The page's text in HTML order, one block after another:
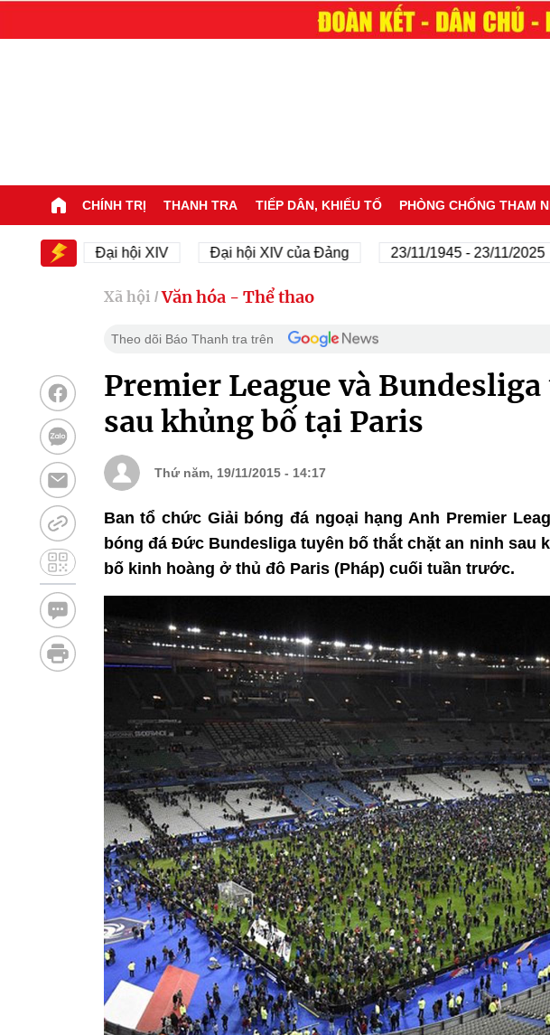
CHÍNH TRỊ THANH TRA TIẾP DÂN, KHIẾU TỐ PHÒNG CHỐNG THAM
Đại hội XIV Đại hội XIV của Đảng 23/11/1945 - 23/11/2025
Xã hội / Văn hóa - Thể thao
Theo dõi Báo Thanh tra trên
Premier League và
sau khủng bố tại Paris
Thứ năm, 19/11/2015 - 14:17
Ban tổ chức Giải bóng đá ngoại hạng Anh Premier
bóng đá Đức Bundesliga tuyên bố thắt chặt an ninh sau
bố kinh hoàng ở thủ đô Paris (Pháp) cuối tuần trước.